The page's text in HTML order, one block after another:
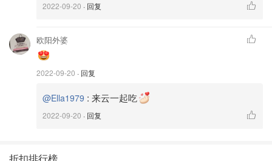
面粉 500克 温水 275克 酵母 5克 白糖 3克
泡打粉 1.5克
2022-09-20 · 回复
欧阳外婆
2022-09-20 · 回复
@Ella1979 : 来云一起吃
2022-09-20 · 回复